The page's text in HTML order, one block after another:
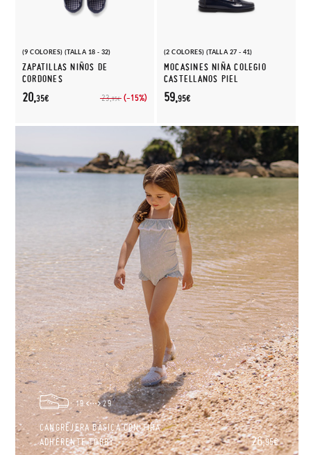
(9 COLORES) (TALLA 18 - 32)
ZAPATILLAS NIÑOS DE
CORDONES
23,95€ (-15%)
20,35€
(2 COLORES) (TALLA 27 - 41)
MOCASINES NIÑA COLEGIO
CASTELLANOS PIEL
59,95€
19 29
CANGREJERA BÁSICA CON TIRA
ADHERENTE TOBBY
26,95€